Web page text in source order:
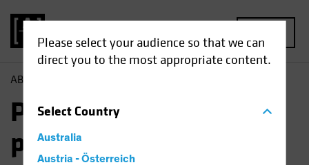
Please select your audience so that we can
direct you to the most appropriate content.
SelectCountry
Australia
Austria - Österreich
AB
Prospettive di
portafoglio